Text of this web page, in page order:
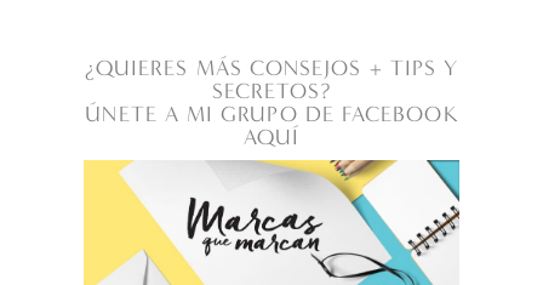
¿QUIERES MÁS CONSEJOS + TIPS Y
SECRETOS?
ÚNETE A MI GRUPO DE FACEBOOK
AQUÍ